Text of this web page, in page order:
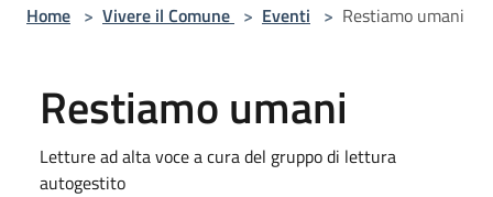
Home > Vivere il Comune > Eventi > Restiamo umani
Restiamo umani
Letture ad alta voce a cura del gruppo di lettura
autogestito